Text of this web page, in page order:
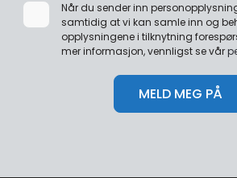
Når du sender inn
samtidig at vi kan samle inn og
opplysningene i tilknytning
mer informasjon, vennligst se vår